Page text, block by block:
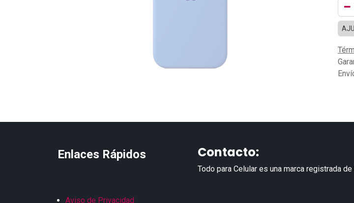
Enlaces Rápidos Contacto:
Todo para Celular es una marca registrada de
Aviso de Privacidad